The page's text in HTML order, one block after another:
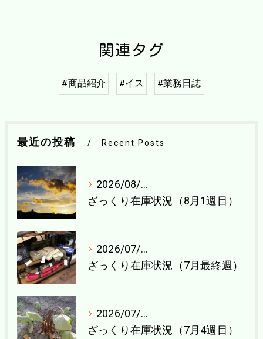
関連タグ
#商品紹介 #イス #業務日誌
最近の投稿 Recent Posts
2026/08/04
ざっくり在庫状況（8月1週目）
2026/07/27
ざっくり在庫状況（7月最終週）
2026/07/21
ざっくり在庫状況（7月4週目）